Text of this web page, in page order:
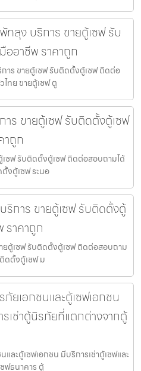
ทลุง บริการ ขายตู้เซฟ รับ
อาชีพ ราคาถูก
าร ขายตู้เซฟ รับติดตั้งตู้เซฟ ติดต่อ
ทย ขายตู้เซฟ ตู
ร ขายตู้เซฟ รับติดตั้งตู้เซฟ
ถูก
ซฟ รับติดตั้งตู้เซฟ ติดต่อสอบถามได้
งตู้เซฟ ระนอ
ริการ ขายตู้เซฟ รับติดตั้งตู้
ราคาถูก
ยตู้เซฟ รับติดตั้งตู้เซฟ ติดต่อสอบถาม
ดตั้งตู้เซฟ ม
ยเอกชนและตู้เซฟเอกชน
รเช่าตู้นิรภัยที่แตกต่างจากตู้
ละตู้เซฟเอกชน มีบริการเช่าตู้เซฟและ
ฟธนาคาร ตู้